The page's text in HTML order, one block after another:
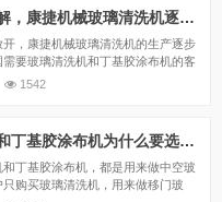
济南疫情缓解，康捷机械玻璃清洗机逐渐恢复生产
，康捷机械玻璃清洗机的生产逐步
要玻璃清洗机和丁基胶涂布机的客
机械，支持我们！
1542
玻璃清洗机和丁基胶涂布机为什么要选择康捷机械
和丁基胶涂布机，都是用来做中空玻
购买玻璃清洗机，用来做移门玻